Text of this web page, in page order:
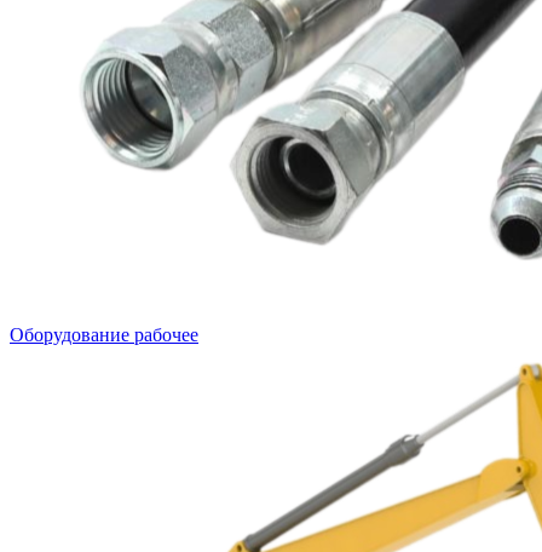
Оборудование рабочее